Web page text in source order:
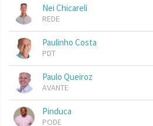
Nei Chicareli
REDE
Paulinho Costa
PDT
Paulo Queiroz
AVANTE
Pinduca
PODE